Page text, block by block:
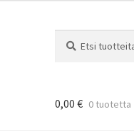
0,00 € 0 tuotetta